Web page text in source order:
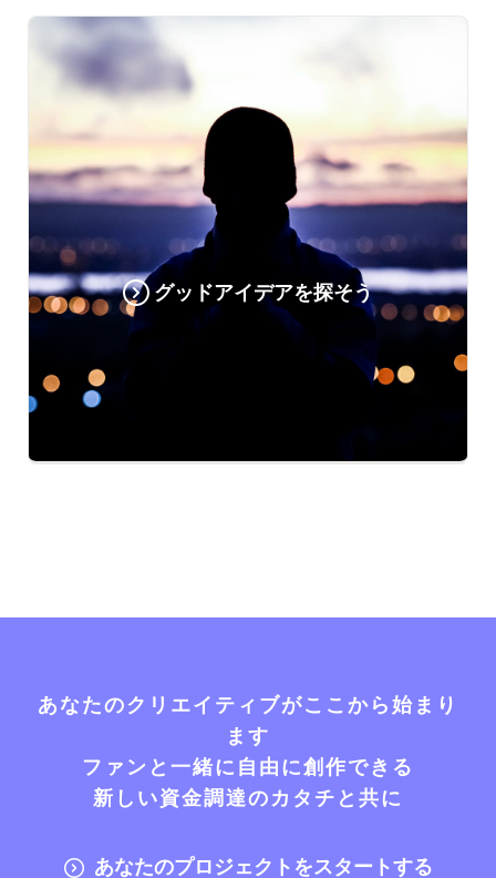
グッドアイデアを探そう
あなたのクリエイティブがここから始まり
ます
ファンと一緒に自由に創作できる
新しい資金調達のカタチと共に
あなたのプロジェクトをスタートする